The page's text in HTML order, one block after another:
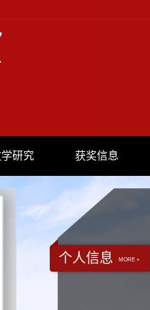
研究 获奖信息
个人信息 MORE +